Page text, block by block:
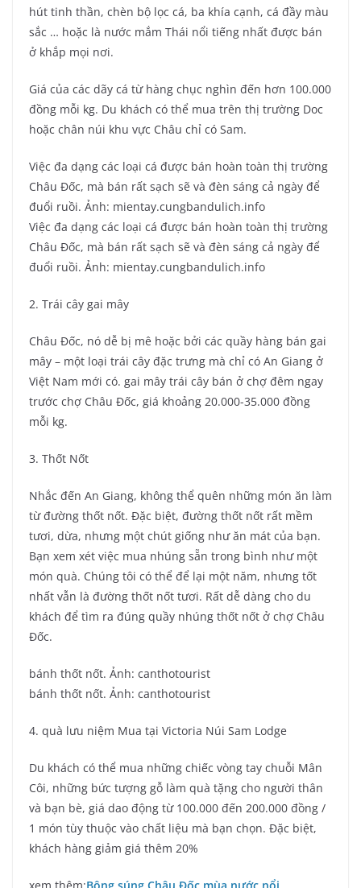
hút tinh thần, chèn bộ lọc cá, ba khía cạnh, cá đầy màu
sắc … hoặc là nước mắm Thái nổi tiếng nhất được bán
ở khắp mọi nơi.
Giá của các dãy cá từ hàng chục nghìn đến hơn 100.000
đồng mỗi kg. Du khách có thể mua trên thị trường Doc
hoặc chân núi khu vực Châu chỉ có Sam.
Việc đa dạng các loại cá được bán hoàn toàn thị trường
Châu Đốc, mà bán rất sạch sẽ và đèn sáng cả ngày để
đuổi ruồi. Ảnh: mientay.cungbandulich.info
Việc đa dạng các loại cá được bán hoàn toàn thị trường
Châu Đốc, mà bán rất sạch sẽ và đèn sáng cả ngày để
đuổi ruồi. Ảnh: mientay.cungbandulich.info
2. Trái cây gai mây
Châu Đốc, nó dễ bị mê hoặc bởi các quầy hàng bán gai
mây – một loại trái cây đặc trưng mà chỉ có An Giang ở
Việt Nam mới có. gai mây trái cây bán ở chợ đêm ngay
trước chợ Châu Đốc, giá khoảng 20.000-35.000 đồng
mỗi kg.
3. Thốt Nốt
Nhắc đến An Giang, không thể quên những món ăn làm
từ đường thốt nốt. Đặc biệt, đường thốt nốt rất mềm
tươi, dừa, nhưng một chút giống như ăn mát của bạn.
Bạn xem xét việc mua nhúng sẵn trong bình như một
món quà. Chúng tôi có thể để lại một năm, nhưng tốt
nhất vẫn là đường thốt nốt tươi. Rất dễ dàng cho du
khách để tìm ra đúng quầy nhúng thốt nốt ở chợ Châu
Đốc.
bánh thốt nốt. Ảnh: canthotourist
bánh thốt nốt. Ảnh: canthotourist
4. quà lưu niệm Mua tại Victoria Núi Sam Lodge
Du khách có thể mua những chiếc vòng tay chuỗi Mân
Côi, những bức tượng gỗ làm quà tặng cho người thân
và bạn bè, giá dao động từ 100.000 đến 200.000 đồng /
1 món tùy thuộc vào chất liệu mà bạn chọn. Đặc biệt,
khách hàng giảm giá thêm 20%